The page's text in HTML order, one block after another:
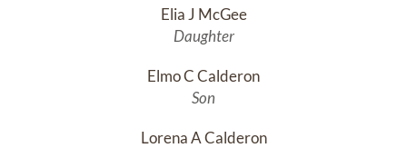
Elia J McGee
Daughter
Elmo C Calderon
Son
Lorena A Calderon